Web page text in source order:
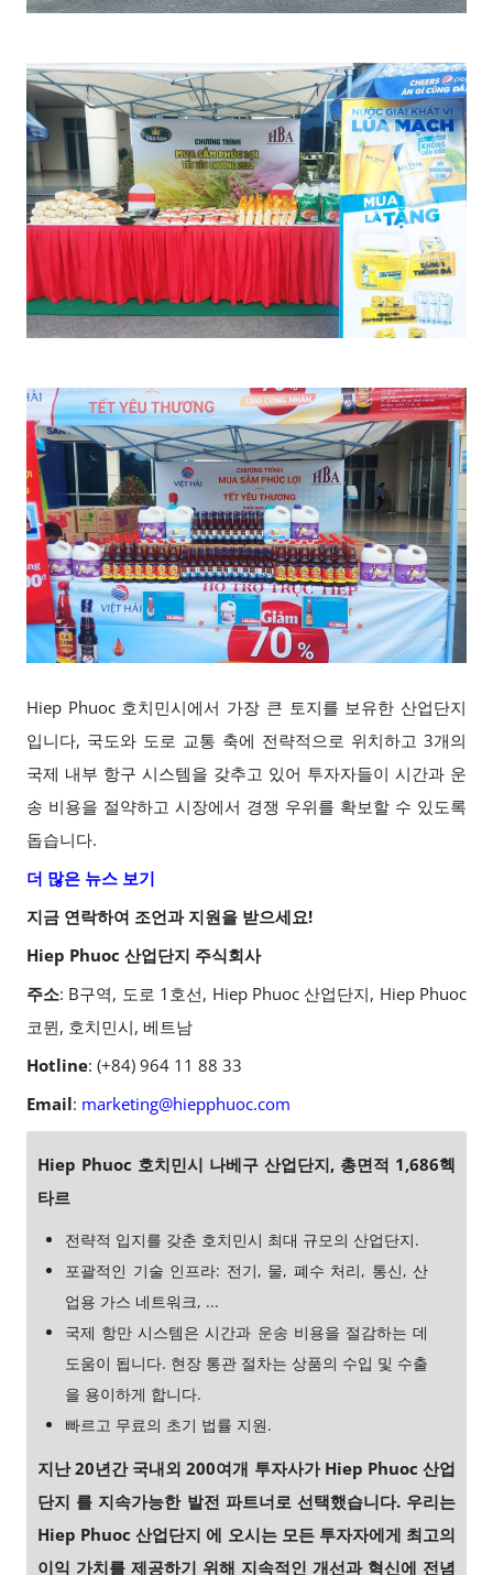
Hiep Phuoc 호치민시에서 가장 큰 토지를 보유한 산업단지
입니다, 국도와 도로 교통 축에 전략적으로 위치하고 3개의
국제 내부 항구 시스템을 갖추고 있어 투자자들이 시간과 운
송 비용을 절약하고 시장에서 경쟁 우위를 확보할 수 있도록
돕습니다.
더 많은 뉴스 보기
지금 연락하여 조언과 지원을 받으세요!
Hiep Phuoc 산업단지 주식회사
주소: B구역, 도로 1호선, Hiep Phuoc 산업단지, Hiep Phuoc
코뮌, 호치민시, 베트남
Hotline: (+84) 964 11 88 33
Email: marketing@hiepphuoc.com
Hiep Phuoc 호치민시 나베구 산업단지, 총면적 1,686헥
타르
전략적 입지를 갖춘 호치민시 최대 규모의 산업단지.
포괄적인 기술 인프라: 전기, 물, 폐수 처리, 통신, 산
업용 가스 네트워크, ...
국제 항만 시스템은 시간과 운송 비용을 절감하는 데
도움이 됩니다. 현장 통관 절차는 상품의 수입 및 수출
을 용이하게 합니다.
빠르고 무료의 초기 법률 지원.
지난 20년간 국내외 200여개 투자사가 Hiep Phuoc 산업
단지 를 지속가능한 발전 파트너로 선택했습니다. 우리는
Hiep Phuoc 산업단지 에 오시는 모든 투자자에게 최고의
이익 가치를 제공하기 위해 지속적인 개선과 혁신에 전념